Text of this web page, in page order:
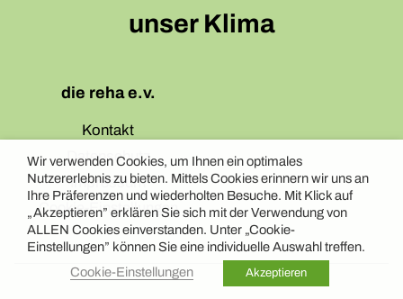
unser Klima
die reha e.v.
Kontakt
Datenschutz
Impressum
Cookie-Einstellungen
Wir verwenden Cookies, um Ihnen ein optimales
Nutzererlebnis zu bieten. Mittels Cookies erinnern wir uns an
Ihre Präferenzen und wiederholten Besuche. Mit Klick auf
„Akzeptieren” erklären Sie sich mit der Verwendung von
ALLEN Cookies einverstanden. Unter „Cookie-
Einstellungen” können Sie eine individuelle Auswahl treffen.
Cookie-Einstellungen
Akzeptieren